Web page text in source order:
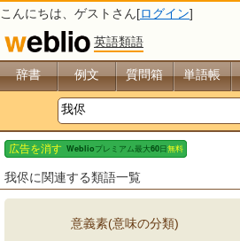
こんにちは、 ゲスト さん[ログイン]
英語類語
辞書 例文 質問箱 単語帳
我侭に関連する類語一覧
意義素(意味の分類)